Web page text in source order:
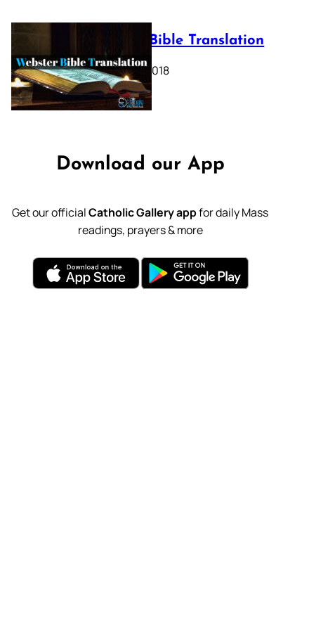
Webster Bible Translation
October 11, 2018
Download our App
Get our officialCatholic Gallery appfor daily Mass
readings, prayers & more